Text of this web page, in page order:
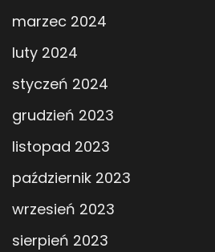
marzec 2024
luty 2024
styczeń 2024
grudzień 2023
listopad 2023
październik 2023
wrzesień 2023
sierpień 2023